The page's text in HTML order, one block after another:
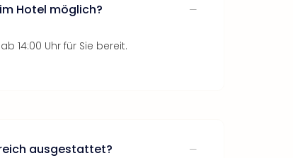
Hotel möglich?
14:00 Uhr für Sie bereit.
ausgestattet?